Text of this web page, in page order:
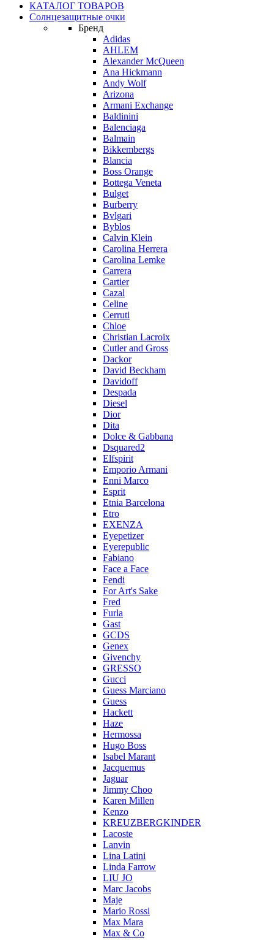
КАТАЛОГ ТОВАРОВ
Солнцезащитные очки
Бренд
Adidas
AHLEM
Alexander McQueen
Ana Hickmann
Andy Wolf
Arizona
Armani Exchange
Baldinini
Balenciaga
Balmain
Bikkembergs
Blancia
Boss Orange
Bottega Veneta
Bulget
Burberry
Bvlgari
Byblos
Calvin Klein
Carolina Herrera
Carolina Lemke
Carrera
Cartier
Cazal
Celine
Cerruti
Chloe
Christian Lacroix
Cutler and Gross
Dackor
David Beckham
Davidoff
Despada
Diesel
Dior
Dita
Dolce & Gabbana
Dsquared2
Elfspirit
Emporio Armani
Enni Marco
Esprit
Etnia Barcelona
Etro
EXENZA
Eyepetizer
Eyerepublic
Fabiano
Face a Face
Fendi
For Art's Sake
Fred
Furla
Gast
GCDS
Genex
Givenchy
GRESSO
Gucci
Guess Marciano
Guess
Hackett
Haze
Hermossa
Hugo Boss
Isabel Marant
Jacquemus
Jaguar
Jimmy Choo
Karen Millen
Kenzo
KREUZBERGKINDER
Lacoste
Lanvin
Lina Latini
Linda Farrow
LIU JO
Marc Jacobs
Maje
Mario Rossi
Max Mara
Max & Co